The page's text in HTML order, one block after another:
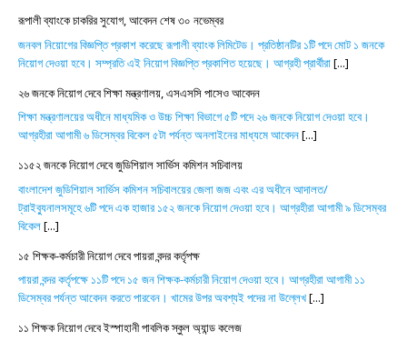
রূপালী ব্যাংকে চাকরির সুযোগ, আবেদন শেষ ৩০ নভেম্বর
জনবল নিয়োগের বিজ্ঞপ্তি প্রকাশ করেছে রূপালী ব্যাংক লিমিটেড। প্রতিষ্ঠানটির ১টি পদে মোট ১ জনকে
নিয়োগ দেওয়া হবে। সম্প্রতি এই নিয়োগ বিজ্ঞপ্তি প্রকাশিত হয়েছে। আগ্রহী প্রার্থীরা[...]
২৬ জনকে নিয়োগ দেবে শিক্ষা মন্ত্রণালয়, এসএসসি পাসেও আবেদন
শিক্ষা মন্ত্রণালয়ের অধীনে মাধ্যমিক ও উচ্চ শিক্ষা বিভাগে ৫টি পদে ২৬ জনকে নিয়োগ দেওয়া হবে।
আগ্রহীরা আগামী ৬ ডিসেম্বর বিকেল ৫টা পর্যন্ত অনলাইনের মাধ্যমে আবেদন[...]
১১৫২ জনকে নিয়োগ দেবে জুডিশিয়াল সার্ভিস কমিশন সচিবালয়
বাংলাদেশ জুডিশিয়াল সার্ভিস কমিশন সচিবালয়ের জেলা জজ এবং এর অধীনে আদালত/
ট্রাইব্যুনালসমূহে ৬টি পদে এক হাজার ১৫২ জনকে নিয়োগ দেওয়া হবে। আগ্রহীরা আগামী ৯ ডিসেম্বর
বিকেল[...]
১৫ শিক্ষক-কর্মচারী নিয়োগ দেবে পায়রা বন্দর কর্তৃপক্ষ
পায়রা বন্দর কর্তৃপক্ষে ১১টি পদে ১৫ জন শিক্ষক-কর্মচারী নিয়োগ দেওয়া হবে। আগ্রহীরা আগামী ১১
ডিসেম্বর পর্যন্ত আবেদন করতে পারবেন। খামের উপর অবশ্যই পদের না উল্লেখ[...]
১১ শিক্ষক নিয়োগ দেবে ইস্পাহানী পাবলিক স্কুল অ্যান্ড কলেজ